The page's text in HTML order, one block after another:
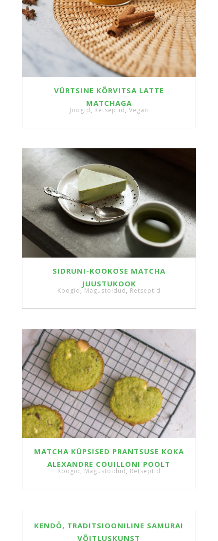
VÜRTSINE KÕRVITSA LATTE
MATCHAGA
Joogid, Retseptid, Vegan
SIDRUNI-KOOKOSE MATCHA
JUUSTUKOOK
Koogid,Magustoidud, Retseptid
MATCHA KÜPSISED PRANTSUSE KOKA
ALEXANDRE COUILLONI POOLT
Koogid, Magustoidud, Retseptid
KENDŌ, TRADITSIOONILINE SAMURAI
VÕITLUSKUNST